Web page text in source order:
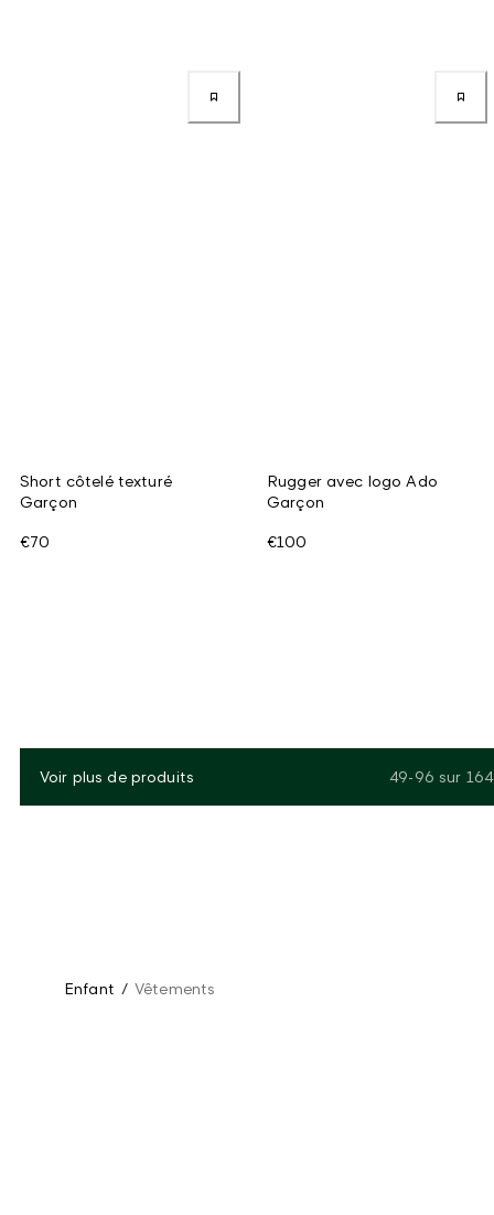
Short côtelé texturé
Garçon
€70
Rugger avec logo Ado
Garçon
€100
Voir plus de produits 49-96 sur 164
Enfant / Vêtements